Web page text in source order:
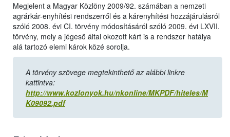
Megjelent a Magyar Közlöny 2009/92. számában a nemzeti
agrárkár-enyhítési rendszerről és a kárenyhítési hozzájárulásról
szóló 2008. évi CI. törvény módosításáról szóló 2009. évi LXVII.
törvény, mely a jégeső által okozott kárt is a rendszer hatálya
alá tartozó elemi károk közé sorolja.
A törvény szövege megtekinthető az alábbi linkre
kattintva:
http://www.kozlonyok.hu/nkonline/MKPDF/hiteles/M
K09092.pdf